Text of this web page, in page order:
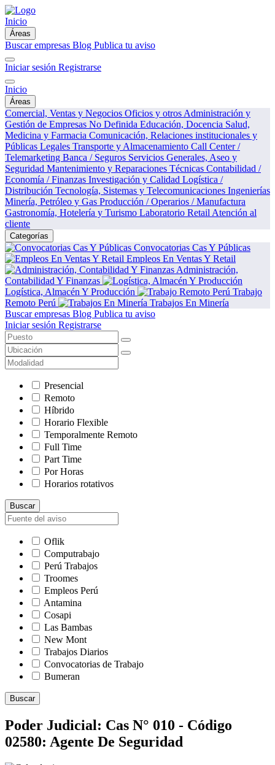
Inicio
Áreas
Buscar empresas Blog Publica tu aviso
Iniciar sesión Registrarse
Inicio
Áreas
Comercial, Ventas y Negocios Oficios y otros Administración y
Gestión de Empresas No Definida Educación, Docencia Salud,
Medicina y Farmacia Comunicación, Relaciones institucionales y
Públicas Legales Transporte y Almacenamiento Call Center /
Telemarketing Banca / Seguros Servicios Generales, Aseo y
Seguridad Mantenimiento y Reparaciones Técnicas Contabilidad /
Economía / Finanzas Investigación y Calidad Logística /
Distribución Tecnología, Sistemas y Telecomunicaciones Ingenierías
Minería, Petróleo y Gas Producción / Operarios / Manufactura
Gastronomía, Hotelería y Turismo Laboratorio Retail Atención al
cliente
Categorías
Convocatorias Cas Y Públicas
Empleos En Ventas Y Retail
Administración,
Contabilidad Y Finanzas
Logística, Almacén Y Producción
Trabajo
Remoto Perú
Trabajos En Minería
Buscar empresas Blog Publica tu aviso
Iniciar sesión Registrarse
Presencial
Remoto
Híbrido
Horario Flexible
Temporalmente Remoto
Full Time
Part Time
Por Horas
Horarios rotativos
Buscar
Oflik
Computrabajo
Perú Trabajos
Troomes
Empleos Perú
Antamina
Cosapi
Las Bambas
New Mont
Trabajos Diarios
Convocatorias de Trabajo
Bumeran
Buscar
Poder Judicial: Cas N° 010 - Código
02580: Agente De Seguridad